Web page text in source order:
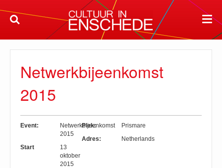
Netwerkbijeenkomst
2015
Event:
Netwerkbijeenkomst
2015
Start
13
oktober
2015
Plek:
Prismare
Adres:
Netherlands